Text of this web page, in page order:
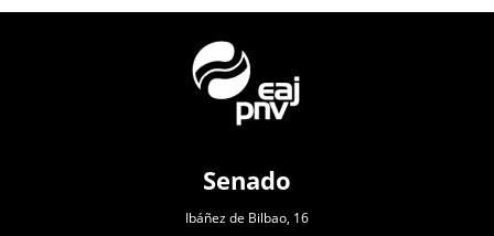
Senado
Ibáñez de Bilbao, 16